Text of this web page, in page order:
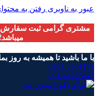
عبور به ناوبری رفتن به
مشتری گرامی ثبت سفارش
میباشد
با ما باشید تا همیشه به روز
0902-2001175
021-44768445